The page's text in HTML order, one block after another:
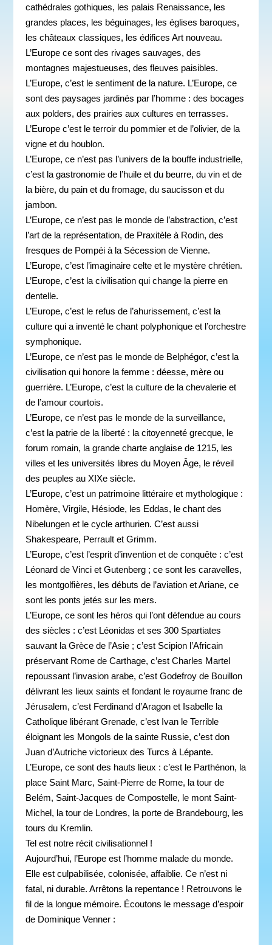
cathédrales gothiques, les palais Renaissance, les
grandes places, les béguinages, les églises baroques,
les châteaux classiques, les édifices Art nouveau.
L’Europe ce sont des rivages sauvages, des
montagnes majestueuses, des fleuves paisibles.
L’Europe, c’est le sentiment de la nature. L’Europe, ce
sont des paysages jardinés par l’homme : des bocages
aux polders, des prairies aux cultures en terrasses.
L’Europe c’est le terroir du pommier et de l’olivier, de la
vigne et du houblon.
L’Europe, ce n’est pas l’univers de la bouffe industrielle,
c’est la gastronomie de l’huile et du beurre, du vin et de
la bière, du pain et du fromage, du saucisson et du
jambon.
L’Europe, ce n’est pas le monde de l’abstraction, c’est
l’art de la représentation, de Praxitèle à Rodin, des
fresques de Pompéi à la Sécession de Vienne.
L’Europe, c’est l’imaginaire celte et le mystère chrétien.
L’Europe, c’est la civilisation qui change la pierre en
dentelle.
L’Europe, c’est le refus de l’ahurissement, c’est la
culture qui a inventé le chant polyphonique et l’orchestre
symphonique.
L’Europe, ce n’est pas le monde de Belphégor, c’est la
civilisation qui honore la femme : déesse, mère ou
guerrière. L’Europe, c’est la culture de la chevalerie et
de l’amour courtois.
L’Europe, ce n’est pas le monde de la surveillance,
c’est la patrie de la liberté : la citoyenneté grecque, le
forum romain, la grande charte anglaise de 1215, les
villes et les universités libres du Moyen Âge, le réveil
des peuples au XIXe siècle.
L’Europe, c’est un patrimoine littéraire et mythologique :
Homère, Virgile, Hésiode, les Eddas, le chant des
Nibelungen et le cycle arthurien. C’est aussi
Shakespeare, Perrault et Grimm.
L’Europe, c’est l’esprit d’invention et de conquête : c’est
Léonard de Vinci et Gutenberg ; ce sont les caravelles,
les montgolfières, les débuts de l’aviation et Ariane, ce
sont les ponts jetés sur les mers.
L’Europe, ce sont les héros qui l’ont défendue au cours
des siècles : c’est Léonidas et ses 300 Spartiates
sauvant la Grèce de l’Asie ; c’est Scipion l’Africain
préservant Rome de Carthage, c’est Charles Martel
repoussant l’invasion arabe, c’est Godefroy de Bouillon
délivrant les lieux saints et fondant le royaume franc de
Jérusalem, c’est Ferdinand d’Aragon et Isabelle la
Catholique libérant Grenade, c’est Ivan le Terrible
éloignant les Mongols de la sainte Russie, c’est don
Juan d’Autriche victorieux des Turcs à Lépante.
L’Europe, ce sont des hauts lieux : c’est le Parthénon, la
place Saint Marc, Saint-Pierre de Rome, la tour de
Belém, Saint-Jacques de Compostelle, le mont Saint-
Michel, la tour de Londres, la porte de Brandebourg, les
tours du Kremlin.
Tel est notre récit civilisationnel !
Aujourd’hui, l’Europe est l’homme malade du monde.
Elle est culpabilisée, colonisée, affaiblie. Ce n’est ni
fatal, ni durable. Arrêtons la repentance ! Retrouvons le
fil de la longue mémoire. Écoutons le message d’espoir
de Dominique Venner :